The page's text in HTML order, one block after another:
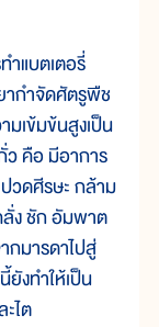
แบตเตอรี่
ากำจัดศัตรูพืช
มเข้มข้นสูงเป็น
ว คือ มีอาการ
วดศีรษะ กล้าม
ลั่ง ชัก อัมพาต
กมารดาไปสู่
งทำให้เป็น
ไต